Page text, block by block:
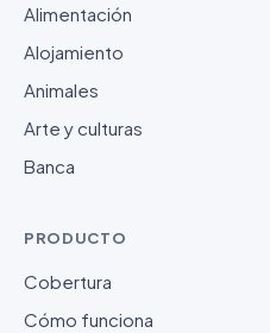
Alimentación
Alojamiento
Animales
Arte y culturas
Banca
PRODUCTO
Cobertura
Cómo funciona